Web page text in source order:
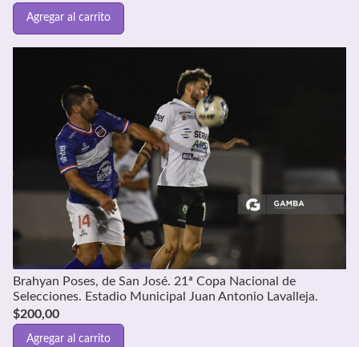
Agregar al carrito
Brahyan Poses, de San José. 21ª Copa Nacional de
Selecciones. Estadio Municipal Juan Antonio Lavalleja.
$200,00
Agregar al carrito